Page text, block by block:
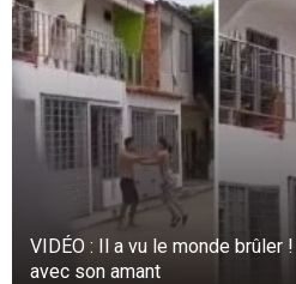
VIDÉO : Il a vu le monde brûler
avec son amant